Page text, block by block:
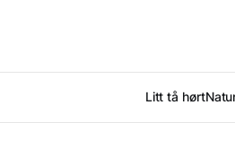
Litt tå hørt